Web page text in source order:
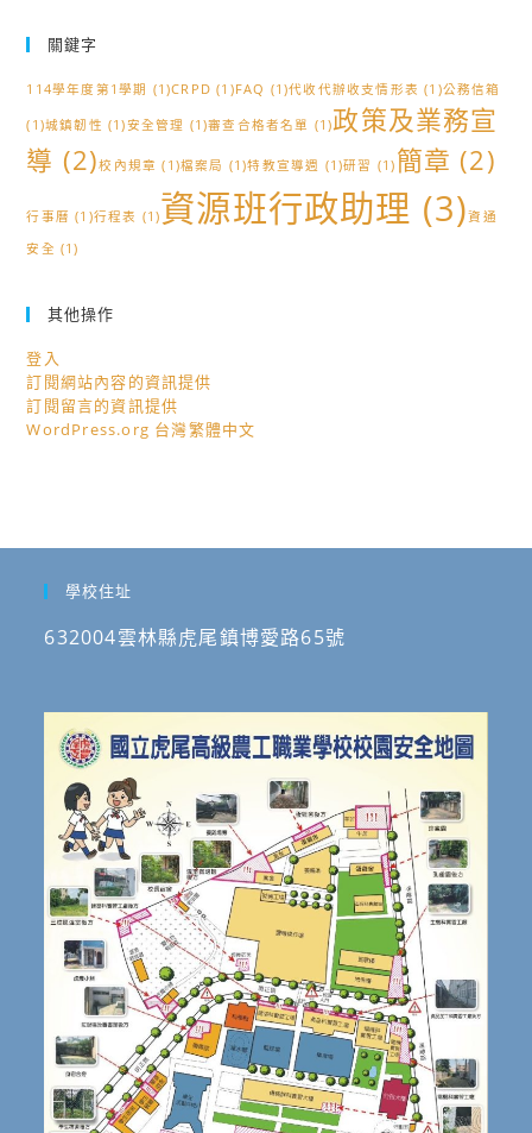
關鍵字
114學年度第1學期 (1)CRPD (1)FAQ (1)代收代辦收支情形表 (1)公務信箱
(1)城鎮韌性 (1)安全管理 (1)審查合格者名單 (1)政策及業務宣
導 (2)校內規章 (1)檔案局 (1)特教宣導週 (1)研習 (1) 簡章 (2)
行事曆 (1)行程表 (1)資源班行政助理 (3)資通
安全 (1)
其他操作
登入
訂閱網站內容的資訊提供
訂閱留言的資訊提供
WordPress.org 台灣繁體中文
學校住址
632004雲林縣虎尾鎮博愛路65號